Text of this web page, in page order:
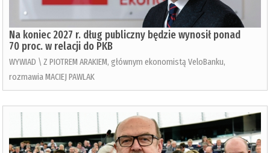
Na koniec 2027 r. dług publiczny będzie wynosił ponad
70 proc. w relacji do PKB
WYWIAD \ Z PIOTREM ARAKIEM, głównym ekonomistą VeloBanku,
rozmawia MACIEJ PAWLAK